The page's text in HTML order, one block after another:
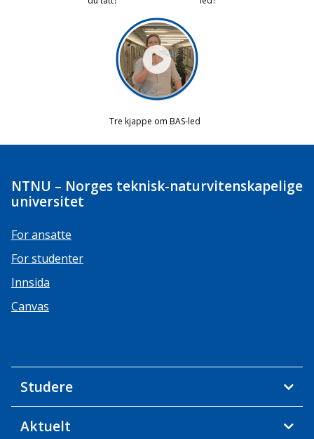
NTNU – Norges teknisk-naturvitenskapelige
universitet
For ansatte
For studenter
Innsida
Canvas
Studere
Aktuelt